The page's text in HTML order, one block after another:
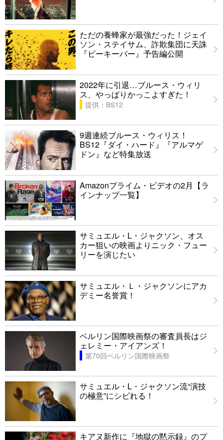
ただの養蜂家が最強だった！ジェイ
ソン・ステイサム、詐欺集団に天誅
『ビーキーパー』予告編公開
2022年に引退…ブルース・ウィリ
ス、やっぱりかっこよすぎた！
提供：BS12
9週連続ブルース・ウィリス！
BS12『ダイ・ハード』『アルマゲ
ドン』など特集放送
Amazonプライム・ビデオの2月【ラ
インナップ一覧】
サミュエル・L・ジャクソン、オス
カー狙いの映画よりニック・フュー
リーを演じたい
サミュエル・Ｌ・ジャクソンにアカ
デミー名誉賞！
ベルリン国際映画祭の審査員長はジ
ェレミー・アイアンズ！
第70回ベルリン国際映画祭
サミュエル・L・ジャクソン流“演技
の極意”にシビれる！
キアヌ新作に『地獄の黙示録』のプ